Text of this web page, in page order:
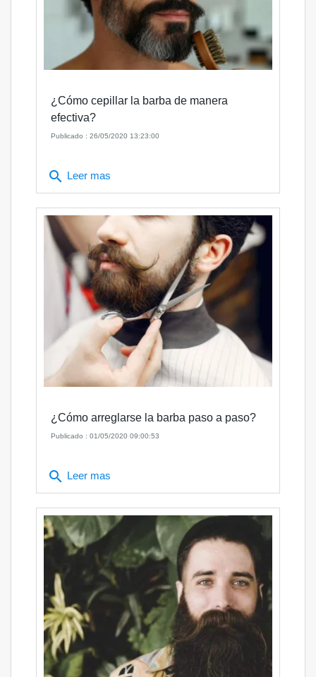
¿Cómo cepillar la barba de manera
efectiva?
Publicado : 26/05/2020 13:23:00
search Leer mas
¿Cómo arreglarse la barba paso a paso?
Publicado : 01/05/2020 09:00:53
search Leer mas